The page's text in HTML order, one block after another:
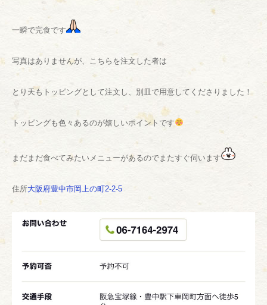
一瞬で完食です
写真はありませんが、こちらを注文した者は
とり天もトッピングとして注文し、別皿で用意してくださりました！
トッピングも色々あるのが嬉しいポイントです
まだまだ食べてみたいメニューがあるのでまたすぐ伺います
住所大阪府豊中市岡上の町2-2-5